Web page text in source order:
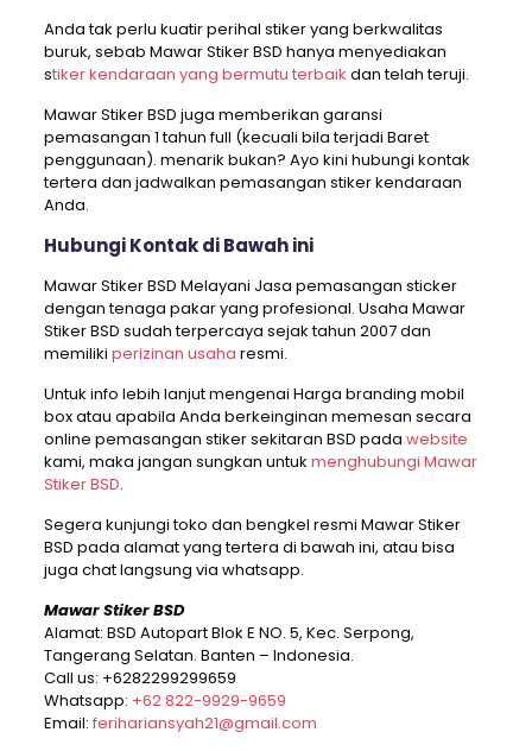
Anda tak perlu kuatir perihal stiker yang berkwalitas
buruk, sebab Mawar Stiker BSD hanya menyediakan
stiker kendaraan yang bermutu terbaik dan telah teruji.
Mawar Stiker BSD juga memberikan garansi
pemasangan 1 tahun full (kecuali bila terjadi Baret
penggunaan). menarik bukan? Ayo kini hubungi kontak
tertera dan jadwalkan pemasangan stiker kendaraan
Anda.
Hubungi Kontak di Bawah ini
Mawar Stiker BSD Melayani Jasa pemasangan sticker
dengan tenaga pakar yang profesional. Usaha Mawar
Stiker BSD sudah terpercaya sejak tahun 2007 dan
memiliki perizinan usaha resmi.
Untuk info lebih lanjut mengenai Harga branding mobil
box atau apabila Anda berkeinginan memesan secara
online pemasangan stiker sekitaran BSD pada website
kami, maka jangan sungkan untuk menghubungi Mawar
Stiker BSD.
Segera kunjungi toko dan bengkel resmi Mawar Stiker
BSD pada alamat yang tertera di bawah ini, atau bisa
juga chat langsung via whatsapp.
Mawar Stiker BSD
Alamat: BSD Autopart Blok E NO. 5, Kec. Serpong,
Tangerang Selatan. Banten – Indonesia.
Call us: +6282299299659
Whatsapp: +62 822-9929-9659
Email: ferihariansyah21@gmail.com